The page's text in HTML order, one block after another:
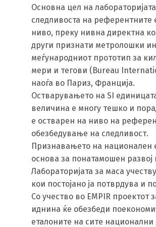
Основна цел на
следливоста на референтните
ниво, преку нивна директна
други признати метролошки
меѓународниот прототип за
мери и тегови (Bureau
наоѓа во Париз, Франција.
Остварувањето на SI
величина е многу тешко и
е остварен на ниво на
обезбедување на следливост.
Признавањето на национален
основа за понатамошен
Лабораторијата за маса
кои постојано ја потврдува и
Со учество во EMPIR
иднина ќе обезбеди
еталоните на сите